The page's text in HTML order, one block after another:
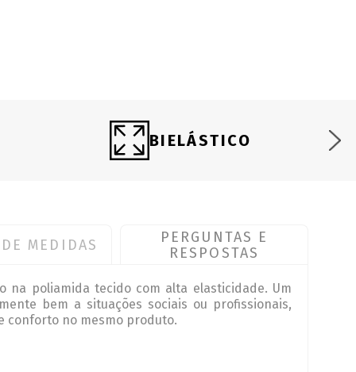
BIELÁSTICO
MEDIDAS
PERGUNTAS E
RESPOSTAS
poliamida tecido com alta elasticidade. Um
bem a situações sociais ou profissionais,
conforto no mesmo produto.